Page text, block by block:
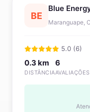
BE
Blue
Maranguape,
5.0 (6)
0.3 km
DISTÂNCIA
6
AVALIAÇÕES